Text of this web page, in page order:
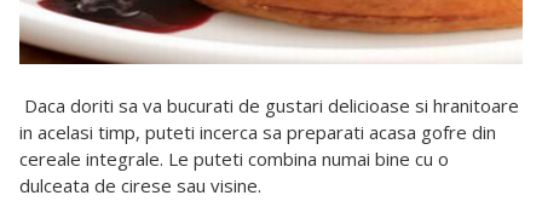
Daca doriti sa va bucurati de gustari delicioase si hranitoare
in acelasi timp, puteti incerca sa preparati acasa gofre din
cereale integrale. Le puteti combina numai bine cu o
dulceata de cirese sau visine.